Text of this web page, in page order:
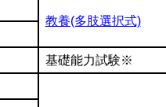
教養(多肢選択式)
基礎能力試験※